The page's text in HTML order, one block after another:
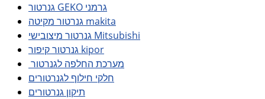
גנרטור GEKO גרמני
גנרטור מקיטה makita
גנרטור מיצובישי Mitsubishi
גנרטור קיפור kipor
מערכת החלפה לגנרטור
חלקי חילוף לגנרטורים
תיקון גנרטורים